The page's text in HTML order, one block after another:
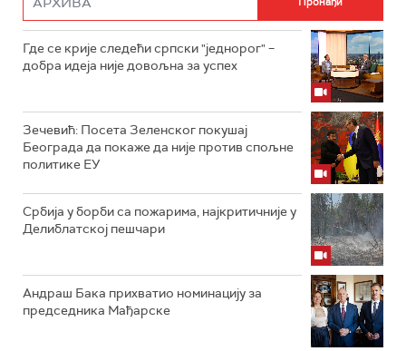
Где се крије следећи српски "једнорог" –
добра идеја није довољна за успех
Зечевић: Посета Зеленског покушај
Београда да покаже да није против спољне
политике ЕУ
Србија у борби са пожарима, најкритичније у
Делиблатској пешчари
Андраш Бака прихватио номинацију за
председника Мађарске